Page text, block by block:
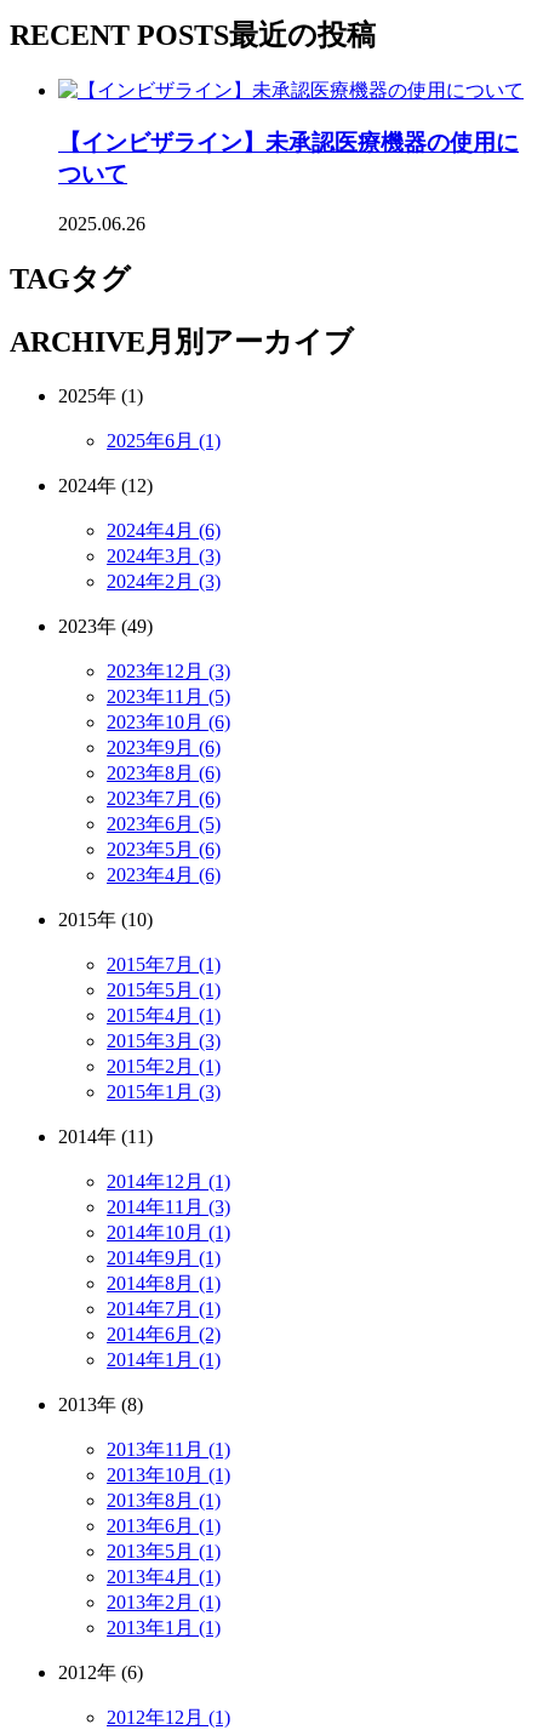
RECENT POSTS最近の投稿
【インビザライン】未承認医療機器の使用に
ついて
2025.06.26
TAGタグ
ARCHIVE月別アーカイブ
2025年 (1)
2025年6月 (1)
2024年 (12)
2024年4月 (6)
2024年3月 (3)
2024年2月 (3)
2023年 (49)
2023年12月 (3)
2023年11月 (5)
2023年10月 (6)
2023年9月 (6)
2023年8月 (6)
2023年7月 (6)
2023年6月 (5)
2023年5月 (6)
2023年4月 (6)
2015年 (10)
2015年7月 (1)
2015年5月 (1)
2015年4月 (1)
2015年3月 (3)
2015年2月 (1)
2015年1月 (3)
2014年 (11)
2014年12月 (1)
2014年11月 (3)
2014年10月 (1)
2014年9月 (1)
2014年8月 (1)
2014年7月 (1)
2014年6月 (2)
2014年1月 (1)
2013年 (8)
2013年11月 (1)
2013年10月 (1)
2013年8月 (1)
2013年6月 (1)
2013年5月 (1)
2013年4月 (1)
2013年2月 (1)
2013年1月 (1)
2012年 (6)
2012年12月 (1)